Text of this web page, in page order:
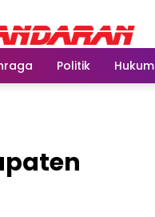
Politik Hukum